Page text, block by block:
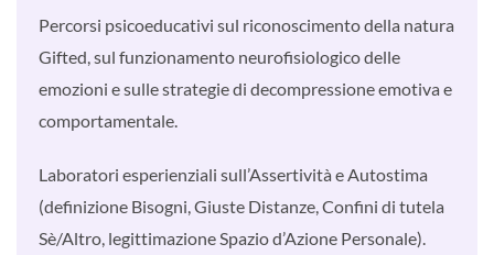
Percorsi psicoeducativi sul riconoscimento della natura
Gifted, sul funzionamento neurofisiologico delle
emozioni e sulle strategie di decompressione emotiva e
comportamentale.
Laboratori esperienziali sull’Assertività e Autostima
(definizione Bisogni, Giuste Distanze, Confini di tutela
Sè/Altro, legittimazione Spazio d’Azione Personale).